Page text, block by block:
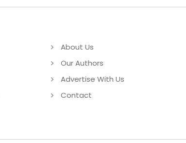
About Us
Our Authors
Advertise With Us
Contact